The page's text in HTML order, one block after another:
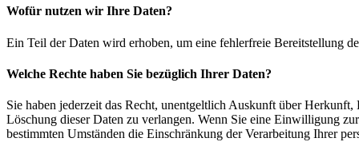
Wofür nutzen wir Ihre Daten?
Ein Teil der Daten wird erhoben, um eine fehlerfreie Bereitstellung
Welche Rechte haben Sie bezüglich Ihrer Daten?
Sie haben jederzeit das Recht, unentgeltlich Auskunft über
Löschung dieser Daten zu verlangen. Wenn Sie eine Einwilligung
bestimmten Umständen die Einschränkung der Verarbeitung Ihrer